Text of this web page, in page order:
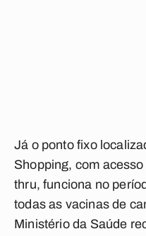
Já o ponto fixo
Shopping, com
thru, funciona no
todas as vacinas de
Ministério da Saúde